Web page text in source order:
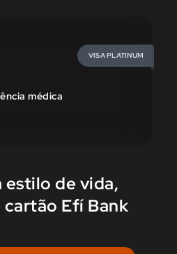
VISA PLATINUM
médica
estilo de vida,
Efí Bank